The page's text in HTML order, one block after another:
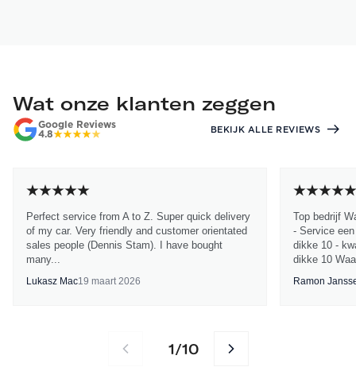
Wat onze klanten zeggen
Google Reviews
4.8
BEKIJK ALLE REVIEWS
Perfect service from A to Z. Super quick delivery
of my car. Very friendly and customer orientated
sales people (Dennis Stam). I have bought
many...
Lukasz Mac19 maart 2026
Top bedrijf
- Service
dikke 10 -
dikke 10
Ramon
1/10